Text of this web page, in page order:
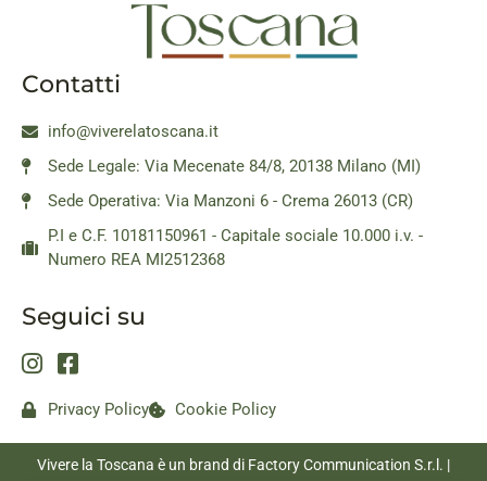
Contatti
info@viverelatoscana.it
Sede Legale: Via Mecenate 84/8, 20138 Milano (MI)
Sede Operativa: Via Manzoni 6 - Crema 26013 (CR)
P.I e C.F. 10181150961 - Capitale sociale 10.000 i.v. -
Numero REA MI2512368
Seguici su
Privacy Policy Cookie Policy
Vivere la Toscana è un brand di Factory Communication S.r.l. |